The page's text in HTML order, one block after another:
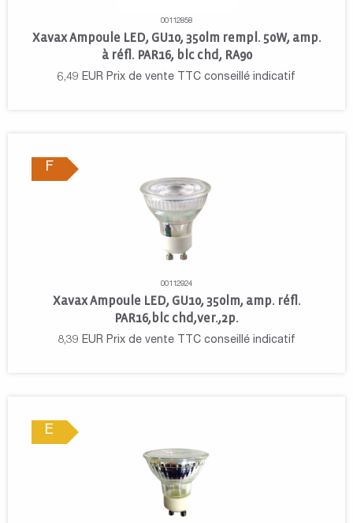
00112858
Xavax Ampoule LED, GU10, 350lm rempl. 50W, amp.
à réfl. PAR16, blc chd, RA90
6,49 EUR Prix de vente TTC conseillé indicatif
F
00112924
Xavax Ampoule LED, GU10, 350lm, amp. réfl.
PAR16,blc chd,ver.,2p.
8,39 EUR Prix de vente TTC conseillé indicatif
E